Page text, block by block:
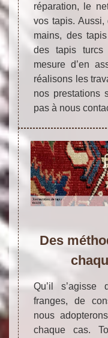
réparation, le
vos tapis.
mains, des
des tapis turcs
mesure d’en
réalisons les
nos prestations
pas à nous
Des
Qu’il
franges, de
nous
chaque cas.